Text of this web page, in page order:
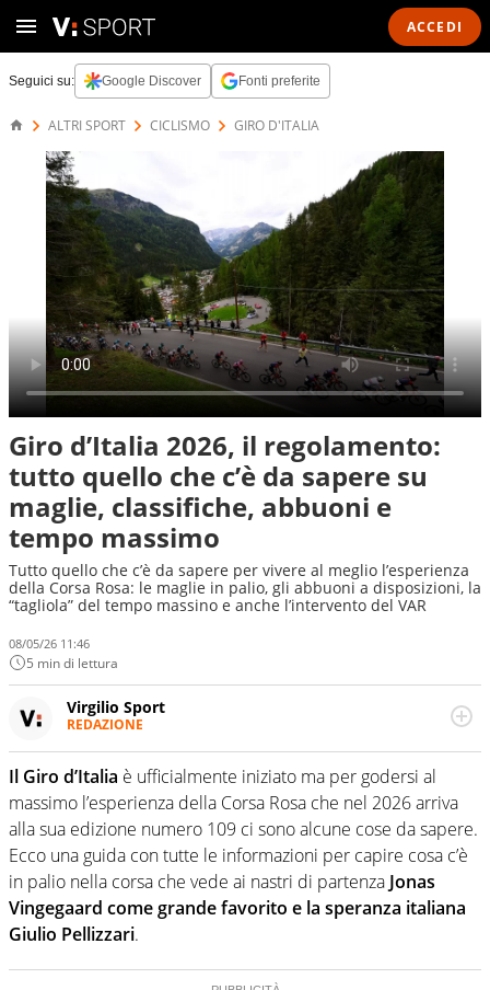
ACCEDI
Seguici su: Google Discover Fonti preferite
ALTRI SPORT CICLISMO GIRO D'ITALIA
Giro d’Italia 2026, il regolamento:
tutto quello che c’è da sapere su
maglie, classifiche, abbuoni e
tempo massimo
Tutto quello che c’è da sapere per vivere al meglio l’esperienza
della Corsa Rosa: le maglie in palio, gli abbuoni a disposizioni, la
“tagliola” del tempo massino e anche l’intervento del VAR
08/05/26 11:46
5 min di lettura
Virgilio Sport
REDAZIONE
appassionato su tutto il mondo dello sport. Calcio,
calciomercato, F1, Motomondiale ma anche tennis,
volley, basket: su Virgilio Sport i tifosi e gli appassionati
sanno che troveranno sempre copertura completa e
zero faziosità. La squadra di Virgilio Sport è formata da
giornalisti ed esperti di sport abili sia nel gioco di
rimessa quando intercettano le notizie e le rilanciano
verso la rete, sia nella costruzione dal basso quando
creano contenuti 100% originali ed esclusivi.
Il Giro d’Italia è ufficialmente iniziato ma per godersi al
massimo l’esperienza della Corsa Rosa che nel 2026 arriva
alla sua edizione numero 109 ci sono alcune cose da sapere.
Ecco una guida con tutte le informazioni per capire cosa c’è
in palio nella corsa che vede ai nastri di partenza Jonas
Vingegaard come grande favorito e la speranza italiana
Giulio Pellizzari.